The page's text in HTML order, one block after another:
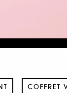
COFFRET